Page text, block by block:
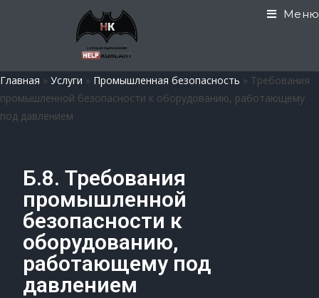
Меню
Главная » Услуги » Промышленная безопасность » Требования
промышленной безопасности к оборудованию, работающему
под давлением
Б.8. Требования
промышленной
безопасности к
оборудованию,
работающему под
давлением